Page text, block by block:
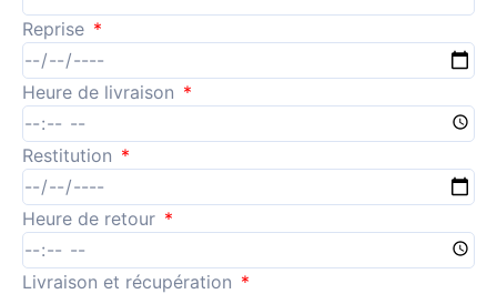
Reprise
Heure de livraison
Restitution
Heure de retour
Livraison et récupération